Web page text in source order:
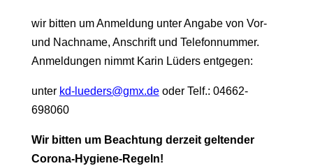
wir bitten um Anmeldung unter Angabe von Vor-
und Nachname, Anschrift und Telefonnummer.
Anmeldungen nimmt Karin Lüders entgegen:
unter kd-lueders@gmx.deoder Telf.: 04662-
698060
Wir bitten um Beachtung derzeit geltender
Corona-Hygiene-Regeln!